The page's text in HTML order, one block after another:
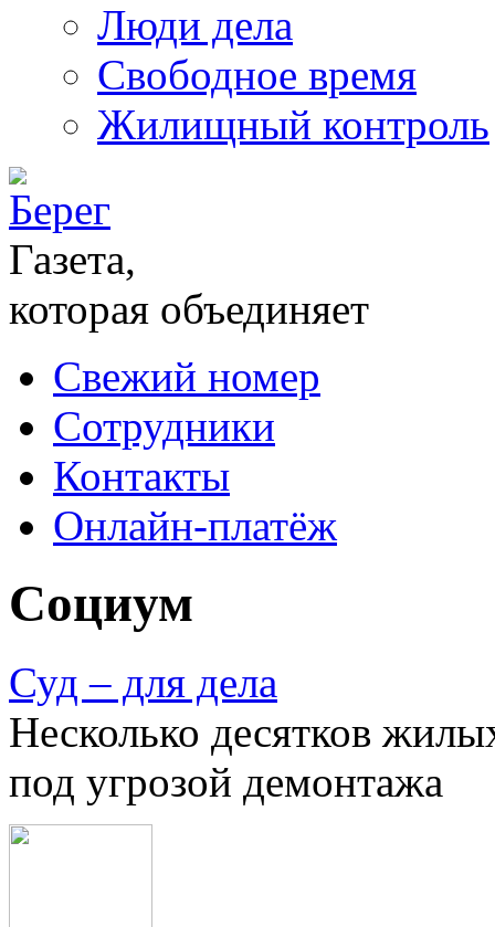
Люди дела
Свободное время
Жилищный контроль
Газета,
которая объединяет
Свежий номер
Сотрудники
Контакты
Онлайн-платёж
Социум
Суд – для дела
Несколько десятков
под угрозой демонтажа